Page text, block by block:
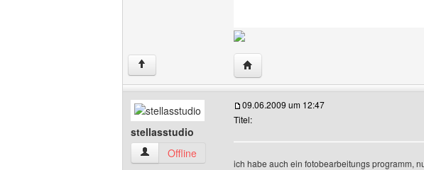
↑ Website dieses Benutzers besuchen:
stellasstudio
stellasstudio Benutzer-Profile anzeigen
Offline
09.06.2009 um 12:47
Titel:
ich habe auch ein fotobearbeitungs programm,